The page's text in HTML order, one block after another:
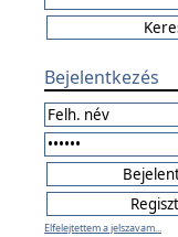
Bejelentkezés
Elfelejtettem a jelszavam...